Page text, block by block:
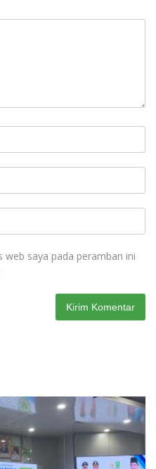
web saya pada peramban ini